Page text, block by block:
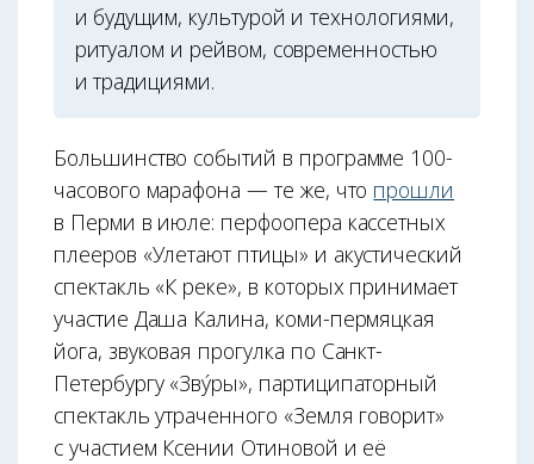
и будущим, культурой и технологиями,
ритуалом и рейвом, современностью
и традициями.
Большинство событий в программе 100-
часового марафона — те же, что прошли
в Перми в июле: перфоопера кассетных
плееров «Улетают птицы» и акустический
спектакль «К реке», в которых принимает
участие Даша Калина, коми-пермяцкая
йога, звуковая прогулка по Санкт-
Петербургу «Звýры», партиципаторный
спектакль утраченного «Земля говорит»
с участием Ксении Отиновой и её